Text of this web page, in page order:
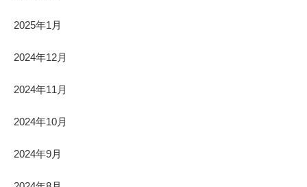
2025年1月
2024年12月
2024年11月
2024年10月
2024年9月